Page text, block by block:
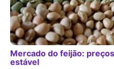
Mercado do feijão:
estável